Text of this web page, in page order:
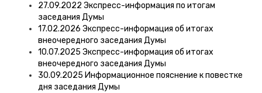
27.09.2022 Экспресс-информация по итогам
заседания Думы
17.02.2026 Экспресс-информация об итогах
внеочередного заседания Думы
10.07.2025 Экспресс-информация об итогах
внеочередного заседания Думы
30.09.2025 Информационное пояснение к повестке
дня заседания Думы